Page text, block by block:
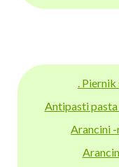
.
Antipasti
Arancini